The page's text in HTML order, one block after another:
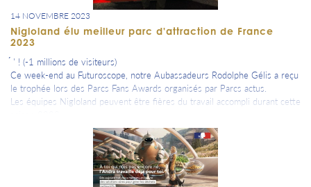
14 NOVEMBRE 2023
Nigloland élu meilleur parc d'attraction de France
2023
́ ' ! (-1 millions de visiteurs)
Ce week-end au Futuroscope, notre Aubassadeurs Rodolphe Gélis a reçu
le trophée lors des Parcs Fans Awards organisés par Parcs actus.
Les équipes Nigloland peuvent être fières du travail accompli durant cette
Bravo à Rodolphe Gélis et toute son équipe et rendez-vous le 30 mars
2024 pour une nouvelle saison exceptionnelle !
rs 2024 pour une nouvelle saison exceptionnelle !